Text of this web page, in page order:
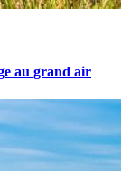
au grand air